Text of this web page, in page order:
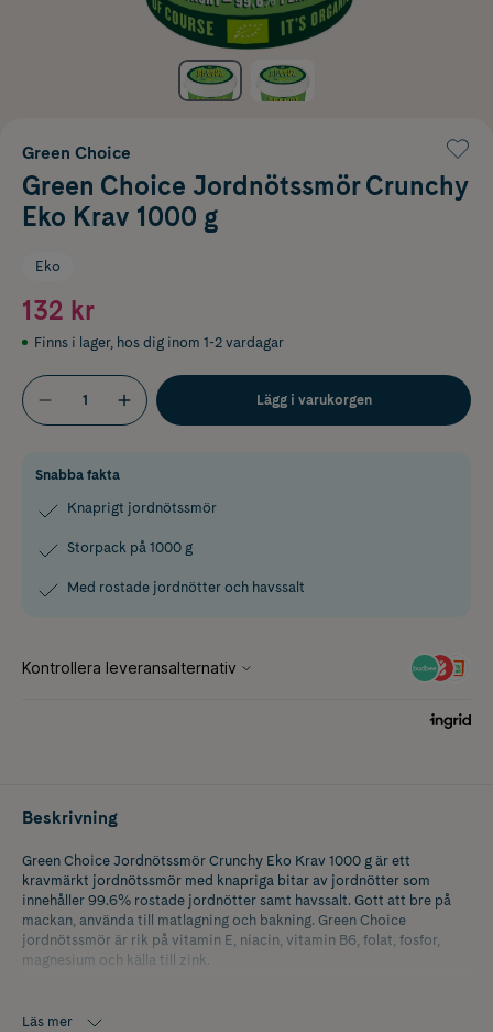
Green Choice
Green Choice Jordnötssmör Crunchy
Eko Krav 1000 g
Eko
132 kr
Finns i lager, hos dig inom 1-2 vardagar
Lägg i varukorgen
Snabba fakta
Knaprigt jordnötssmör
Storpack på 1000 g
Med rostade jordnötter och havssalt
Beskrivning
Green Choice Jordnötssmör Crunchy Eko Krav 1000 g är ett
kravmärkt jordnötssmör med knapriga bitar av jordnötter som
innehåller 99.6% rostade jordnötter samt havssalt. Gott att bre på
mackan, använda till matlagning och bakning. Green Choice
jordnötssmör är rik på vitamin E, niacin, vitamin B6, folat, fosfor,
magnesium och källa till zink.
Läs mer